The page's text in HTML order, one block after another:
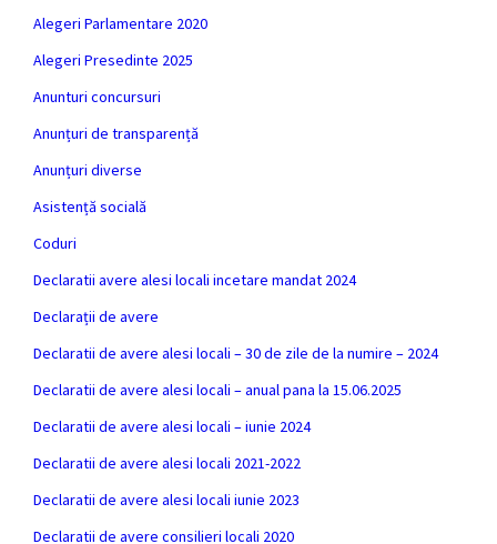
Alegeri Parlamentare 2020
Alegeri Presedinte 2025
Anunturi concursuri
Anunțuri de transparență
Anunțuri diverse
Asistență socială
Coduri
Declaratii avere alesi locali incetare mandat 2024
Declarații de avere
Declaratii de avere alesi locali – 30 de zile de la numire – 2024
Declaratii de avere alesi locali – anual pana la 15.06.2025
Declaratii de avere alesi locali – iunie 2024
Declaratii de avere alesi locali 2021-2022
Declaratii de avere alesi locali iunie 2023
Declaratii de avere consilieri locali 2020